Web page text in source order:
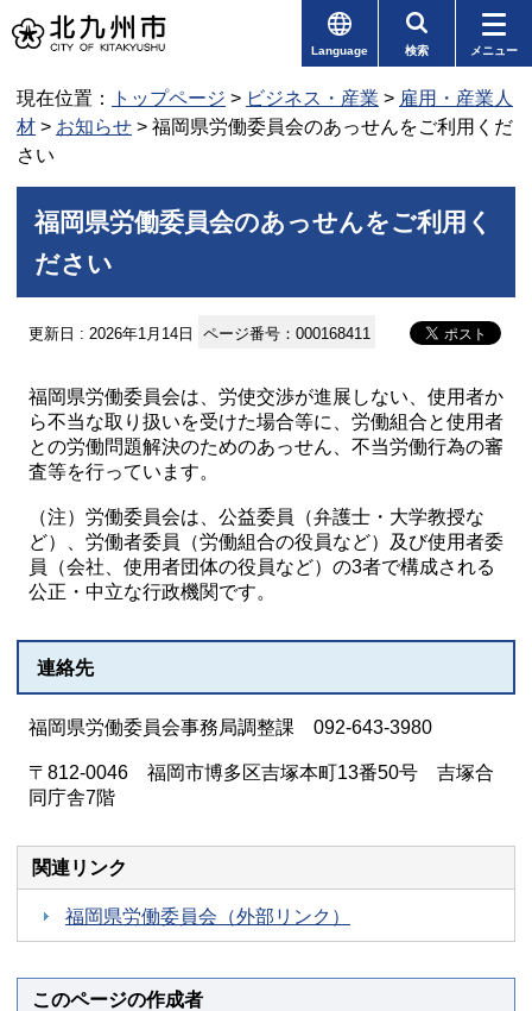
Language 検索 メニュー
現在位置： トップページ > ビジネス・産業 > 雇用・産業人
材 > お知らせ > 福岡県労働委員会のあっせんをご利用くだ
さい
福岡県労働委員会のあっせんをご利用く
ださい
更新日 : 2026年1月14日 ページ番号：000168411
福岡県労働委員会は、労使交渉が進展しない、使用者か
ら不当な取り扱いを受けた場合等に、労働組合と使用者
との労働問題解決のためのあっせん、不当労働行為の審
査等を行っています。
（注）労働委員会は、公益委員（弁護士・大学教授な
ど）、労働者委員（労働組合の役員など）及び使用者委
員（会社、使用者団体の役員など）の3者で構成される
公正・中立な行政機関です。
連絡先
福岡県労働委員会事務局調整課 092-643-3980
〒812-0046 福岡市博多区吉塚本町13番50号 吉塚合
同庁舎7階
関連リンク
福岡県労働委員会（外部リンク）
このページの作成者